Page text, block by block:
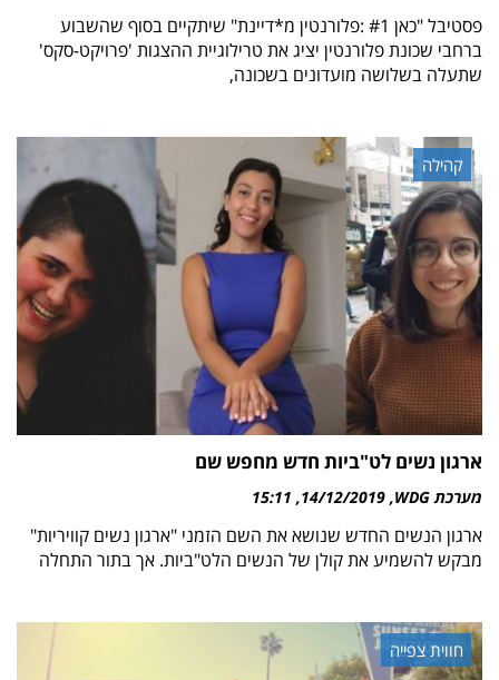
פסטיבל "כאן #1 :פלורנטין מ*דיינת" שיתקיים בסוף שהשבוע
ברחבי שכונת פלורנטין יציג את טרילוגיית ההצגות 'פרויקט-סקס'
שתעלה בשלושה מועדונים בשכונה,
קהילה
ארגון נשים לט"ביות חדש מחפש שם
מערכת WDG 14/12/2019
15:11
ארגון הנשים החדש שנושא את השם הזמני "ארגון נשים קוויריות"
מבקש להשמיע את קולן של הנשים הלט"ביות. אך בתור התחלה
חווית צפייה